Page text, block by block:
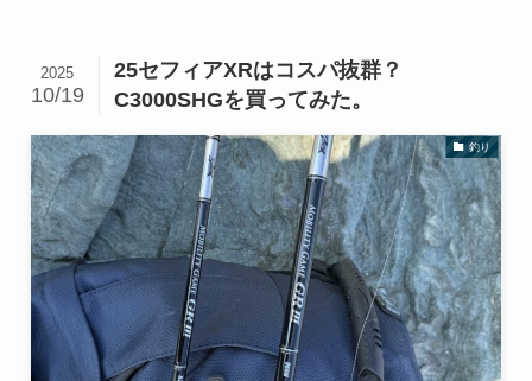
25セフィアXRはコスパ抜群？
C3000SHGを買ってみた。
2025
10/19
釣り